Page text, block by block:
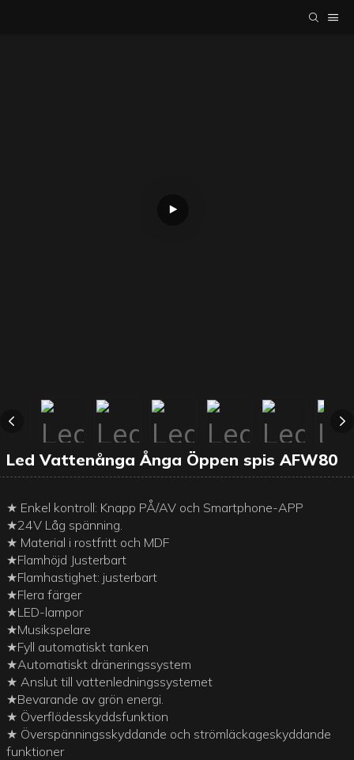
Led Vattenånga Ånga Öppen spis AFW80
★ Enkel kontroll: Knapp PÅ/AV och Smartphone-APP
★24V Låg spänning.
★ Material i rostfritt och MDF
★Flamhöjd Justerbart
★Flamhastighet: justerbart
★Flera färger
★LED-lampor
★Musikspelare
★Fyll automatiskt tanken
★Automatiskt dräneringssystem
★ Anslut till vattenledningssystemet
★Bevarande av grön energi.
★ Överflödesskyddsfunktion
★ Överspänningsskyddande och strömläckageskyddande
funktioner